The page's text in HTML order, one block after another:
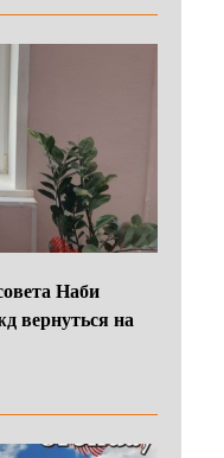
Наби
вернуться на